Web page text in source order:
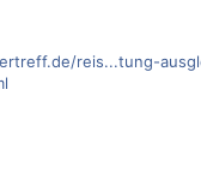
reis...tung-